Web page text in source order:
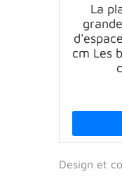
La
cm Les
Design et